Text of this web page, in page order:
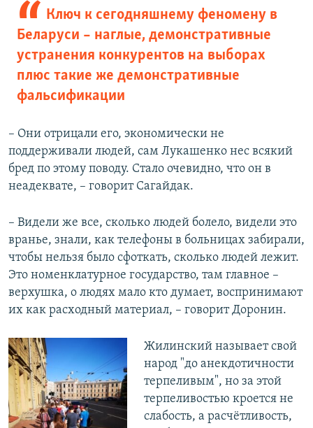
Ключ к сегодняшнему феномену в
Беларуси – наглые, демонстративные
устранения конкурентов на выборах
плюс такие же демонстративные
фальсификации
– Они отрицали его, экономически не
поддерживали людей, сам Лукашенко нес всякий
бред по этому поводу. Стало очевидно, что он в
неадеквате, – говорит Сагайдак.
– Видели же все, сколько людей болело, видели это
вранье, знали, как телефоны в больницах забирали,
чтобы нельзя было сфоткать, сколько людей лежит.
Это номенклатурное государство, там главное –
верхушка, о людях мало кто думает, воспринимают
их как расходный материал, – говорит Доронин.
Жилинский называет свой
народ "до анекдотичности
терпеливым", но за этой
терпеливостью кроется не
слабость, а расчётливость,